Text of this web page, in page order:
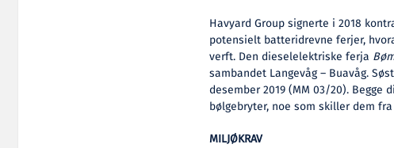
Havyard Group signerte i 2018
potensielt batteridrevne ferjer,
verft. Den dieselelektriske ferja
sambandet Langevåg – Buavåg.
desember 2019 (MM 03/20).
bølgebryter, noe som skiller dem
MILJØKRAV